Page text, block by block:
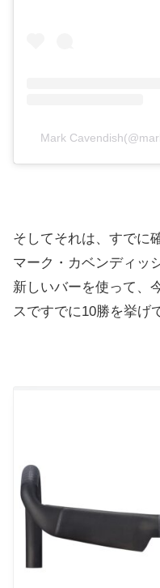
Mark
そしてそれは、すでに
マーク・カベンディッ
新しいバーを使って、
スですでに10勝を挙げ